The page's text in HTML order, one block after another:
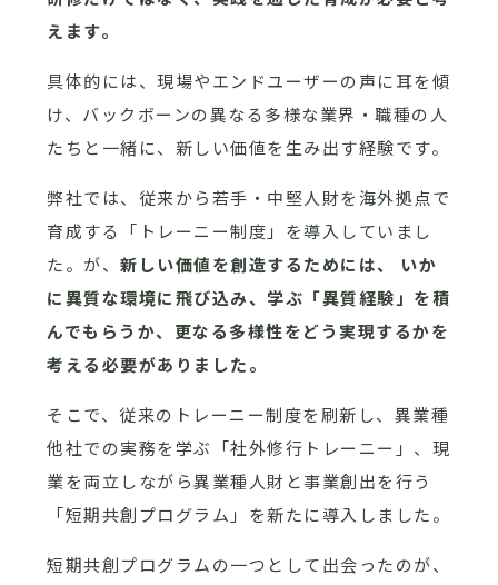
えます。
具体的には、現場やエンドユーザーの声に耳を傾
け、バックボーンの異なる多様な業界・職種の人
たちと一緒に、新しい価値を生み出す経験です。
弊社では、従来から若手・中堅人財を海外拠点で
育成する「トレーニー制度」を導入していまし
た。が、新しい価値を創造するためには、 いか
に異質な環境に飛び込み、学ぶ「異質経験」を積
んでもらうか、更なる多様性をどう実現するかを
考える必要がありました。
そこで、従来のトレーニー制度を刷新し、異業種
他社での実務を学ぶ「社外修行トレーニー」、現
業を両立しながら異業種人財と事業創出を行う
「短期共創プログラム」を新たに導入しました。
短期共創プログラムの一つとして出会ったのが、